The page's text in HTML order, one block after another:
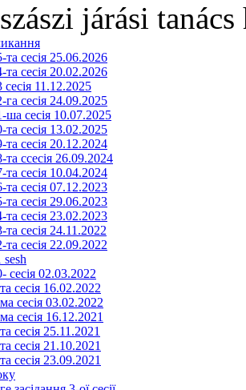
járási
та сесія 25.06.2026
та сесія 20.02.2026
сесія 11.12.2025
га сесія 24.09.2025
ша сесія 10.07.2025
та сесія 13.02.2025
та сесія 20.12.2024
та ссесія 26.09.2024
та сесія 10.04.2024
та сесія 07.12.2023
та сесія 29.06.2023
та сесія 23.02.2023
та сесія 24.11.2022
та сесія 22.09.2022
sesh
сесія 02.03.2022
сесія 16.02.2022
сесія 03.02.2022
сесія 16.12.2021
сесія 25.11.2021
сесія 21.10.2021
сесія 23.09.2021